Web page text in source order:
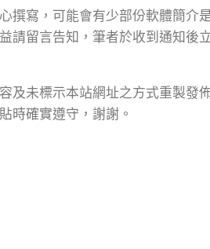
撰寫，可能會有少部份軟體簡介
請留言告知，筆者於收到通知後
及未標示本站網址之方式重製發
時確實遵守，謝謝。